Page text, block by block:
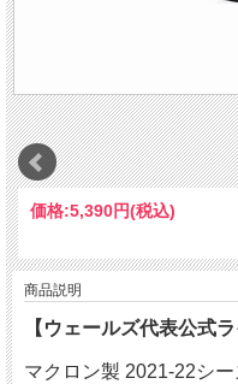
価格:5,390円(税込)
商品説明
【ウェールズ代表公式
マクロン製 2021-22シ